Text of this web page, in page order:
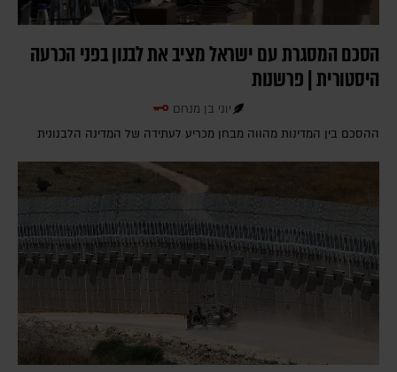
הסכם המסגרת עם ישראל מציב את לבנון בפני הכרעה
היסטורית | פרשנות
יוני בן מנחם
ההסכם בין המדינות מהווה מבחן מכריע לעתידה של המדינה הלבנונית